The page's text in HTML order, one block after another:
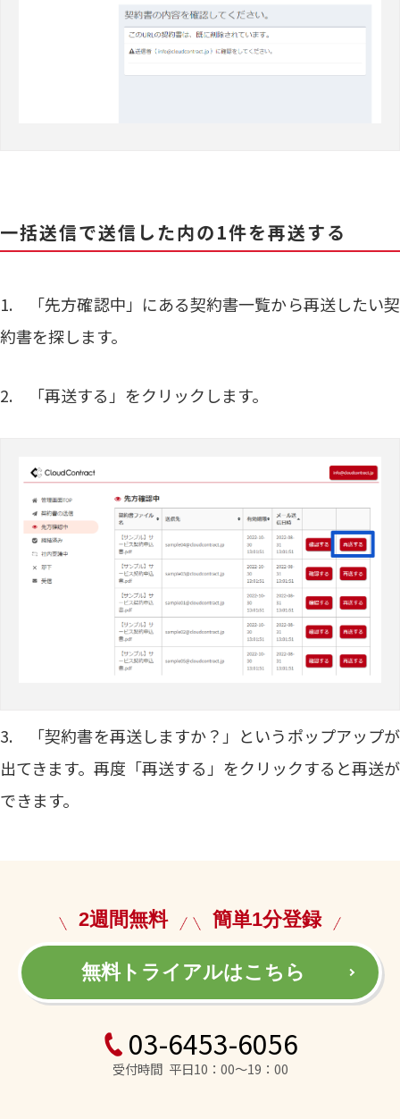
一括送信で送信した内の1件を再送する
1. 「先方確認中」にある契約書一覧から再送したい契
約書を探します。
2. 「再送する」をクリックします。
3. 「契約書を再送しますか？」というポップアップが
出てきます。再度「再送する」をクリックすると再送が
できます。
2週間無料 簡単1分登録
無料トライアルはこちら
03-6453-6056
受付時間 平日10：00～19：00